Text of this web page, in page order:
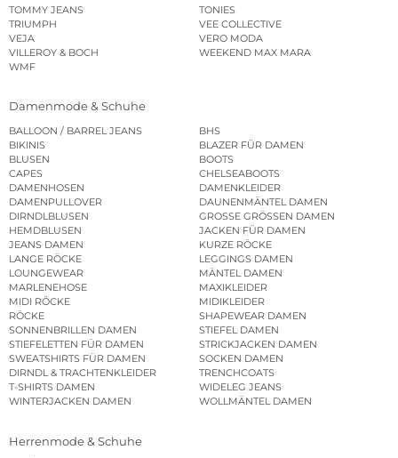
TOMMY JEANS
TONIES
TRIUMPH
VEE COLLECTIVE
VEJA
VERO MODA
VILLEROY & BOCH
WEEKEND MAX MARA
WMF
Damenmode & Schuhe
BALLOON / BARREL JEANS
BHS
BIKINIS
BLAZER FÜR DAMEN
BLUSEN
BOOTS
CAPES
CHELSEABOOTS
DAMENHOSEN
DAMENKLEIDER
DAMENPULLOVER
DAUNENMÄNTEL DAMEN
DIRNDLBLUSEN
GROSSE GRÖSSEN DAMEN
HEMDBLUSEN
JACKEN FÜR DAMEN
JEANS DAMEN
KURZE RÖCKE
LANGE RÖCKE
LEGGINGS DAMEN
LOUNGEWEAR
MÄNTEL DAMEN
MARLENEHOSE
MAXIKLEIDER
MIDI RÖCKE
MIDIKLEIDER
RÖCKE
SHAPEWEAR DAMEN
SONNENBRILLEN DAMEN
STIEFEL DAMEN
STIEFELETTEN FÜR DAMEN
STRICKJACKEN DAMEN
SWEATSHIRTS FÜR DAMEN
SOCKEN DAMEN
DIRNDL & TRACHTENKLEIDER
TRENCHCOATS
T-SHIRTS DAMEN
WIDELEG JEANS
WINTERJACKEN DAMEN
WOLLMÄNTEL DAMEN
Herrenmode & Schuhe